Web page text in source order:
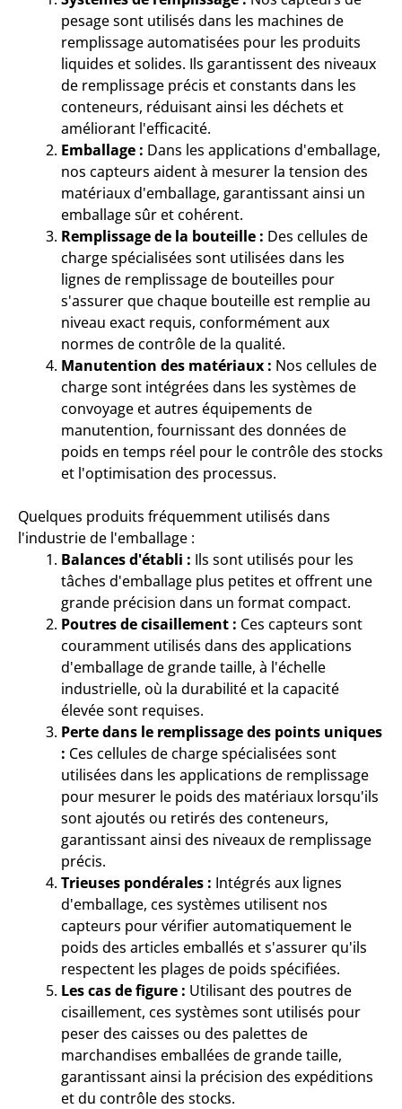
pesage sont utilisés dans les machines de
remplissage automatisées pour les produits
liquides et solides. Ils garantissent des niveaux
de remplissage précis et constants dans les
conteneurs, réduisant ainsi les déchets et
améliorant l'efficacité.
Emballage : Dans les applications d'emballage,
nos capteurs aident à mesurer la tension des
matériaux d'emballage, garantissant ainsi un
emballage sûr et cohérent.
Remplissage de la bouteille : Des cellules de
charge spécialisées sont utilisées dans les
lignes de remplissage de bouteilles pour
s'assurer que chaque bouteille est remplie au
niveau exact requis, conformément aux
normes de contrôle de la qualité.
Manutention des matériaux : Nos cellules de
charge sont intégrées dans les systèmes de
convoyage et autres équipements de
manutention, fournissant des données de
poids en temps réel pour le contrôle des stocks
et l'optimisation des processus.
Quelques produits fréquemment utilisés dans
l'industrie de l'emballage :
Balances d'établi : Ils sont utilisés pour les
tâches d'emballage plus petites et offrent une
grande précision dans un format compact.
Poutres de cisaillement : Ces capteurs sont
couramment utilisés dans des applications
d'emballage de grande taille, à l'échelle
industrielle, où la durabilité et la capacité
élevée sont requises.
Perte dans le remplissage des points uniques
: Ces cellules de charge spécialisées sont
utilisées dans les applications de remplissage
pour mesurer le poids des matériaux lorsqu'ils
sont ajoutés ou retirés des conteneurs,
garantissant ainsi des niveaux de remplissage
précis.
Trieuses pondérales : Intégrés aux lignes
d'emballage, ces systèmes utilisent nos
capteurs pour vérifier automatiquement le
poids des articles emballés et s'assurer qu'ils
respectent les plages de poids spécifiées.
Les cas de figure : Utilisant des poutres de
cisaillement, ces systèmes sont utilisés pour
peser des caisses ou des palettes de
marchandises emballées de grande taille,
garantissant ainsi la précision des expéditions
et du contrôle des stocks.